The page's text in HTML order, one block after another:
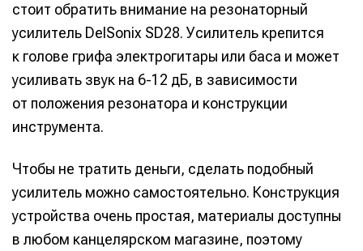
добавлять материалы в избранное и пользоваться
всеми возможностями сайта.
Электронная
почта
добавлять материалы в избранное и пользоваться
всеми возможностями сайта.
Электронная
почта
добавлять материалы в избранное и пользоваться
всеми возможностями сайта.
Электронная
почта
Сцена
🎙️ Подкаст Миксер
📖 Источники информации
👷 Профили специалистов
🎁 Бесплатные VST
📻 Выбираем
❤️‍🔥 Лучшие VST
Предложить новость
добавлять материалы в избранное и пользоваться
всеми возможностями сайта.
Электронная
почта
Сцена
🎙️ Подкаст Миксер
📖 Источники информации
👷 Профили специалистов
🎁 Бесплатные VST
📻 Выбираем
❤️‍🔥 Лучшие VST
Предложить новость
стоит обратить внимание на резонаторный
усилитель DelSonix SD28. Усилитель крепится
к голове грифа электрогитары или баса и может
усиливать звук на 6-12 дБ, в зависимости
от положения резонатора и конструкции
инструмента.
Чтобы не тратить деньги, сделать подобный
усилитель можно самостоятельно. Конструкция
устройства очень простая, материалы доступны
в любом канцелярском магазине, поэтому